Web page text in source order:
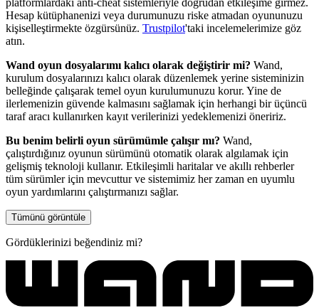
Hesap kütüphanenizi veya durumunuzu riske atmadan oyununuzu
kişiselleştirmekte özgürsünüz. Trustpilot'taki incelemelerimize göz
atın.
Wand oyun dosyalarımı kalıcı olarak değiştirir mi? Wand,
kurulum dosyalarınızı kalıcı olarak düzenlemek yerine sisteminizin
belleğinde çalışarak temel oyun kurulumunuzu korur. Yine de
ilerlemenizin güvende kalmasını sağlamak için herhangi bir üçüncü
taraf aracı kullanırken kayıt verilerinizi yedeklemenizi öneririz.
Bu benim belirli oyun sürümümle çalışır mı? Wand,
çalıştırdığınız oyunun sürümünü otomatik olarak algılamak için
gelişmiş teknoloji kullanır. Etkileşimli haritalar ve akıllı rehberler
tüm sürümler için mevcuttur ve sistemimiz her zaman en uyumlu
oyun yardımlarını çalıştırmanızı sağlar.
Tümünü görüntüle
Gördüklerinizi beğendiniz mi?